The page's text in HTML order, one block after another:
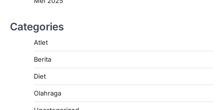
Categories
Atlet
Berita
Diet
Olahraga